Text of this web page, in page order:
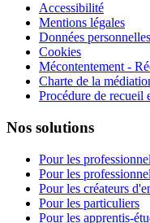
Accessibilité
Mentions légales
Données personnelles
Cookies
Mécontentement -
Charte de la
Procédure de recueil
Nos solutions
Pour les
Pour les
Pour les créateurs
Pour les particuliers
Pour les apprentis-